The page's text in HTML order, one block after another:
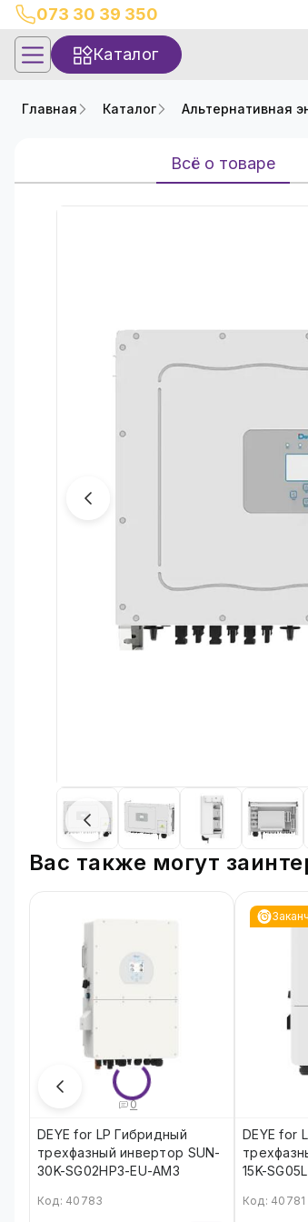
073 30 39 350
Каталог
Главная Каталог Альтернативная
Всё о товаре
Вас также могут
0
DEYE for LP Гибридный
трехфазный инвертор SUN-
30K-SG02HP3-EU-AM3
Код: 40783
DEYE for
15K-
Код: 40781